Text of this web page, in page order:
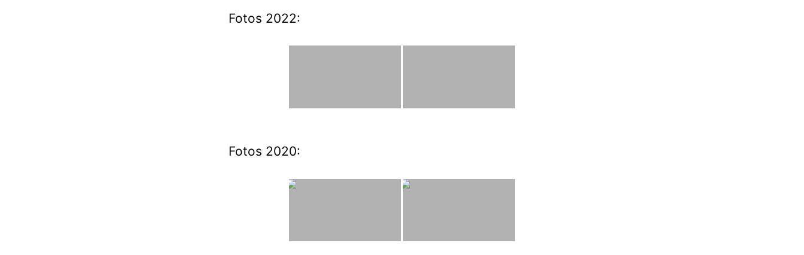
Fotos 2022:
Fotos 2020: